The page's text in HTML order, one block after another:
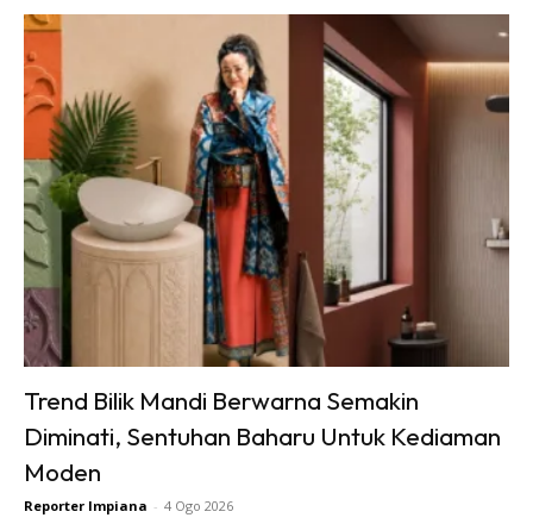
Trend Bilik Mandi Berwarna Semakin
Diminati, Sentuhan Baharu Untuk Kediaman
Moden
Reporter Impiana - 4 Ogo 2026